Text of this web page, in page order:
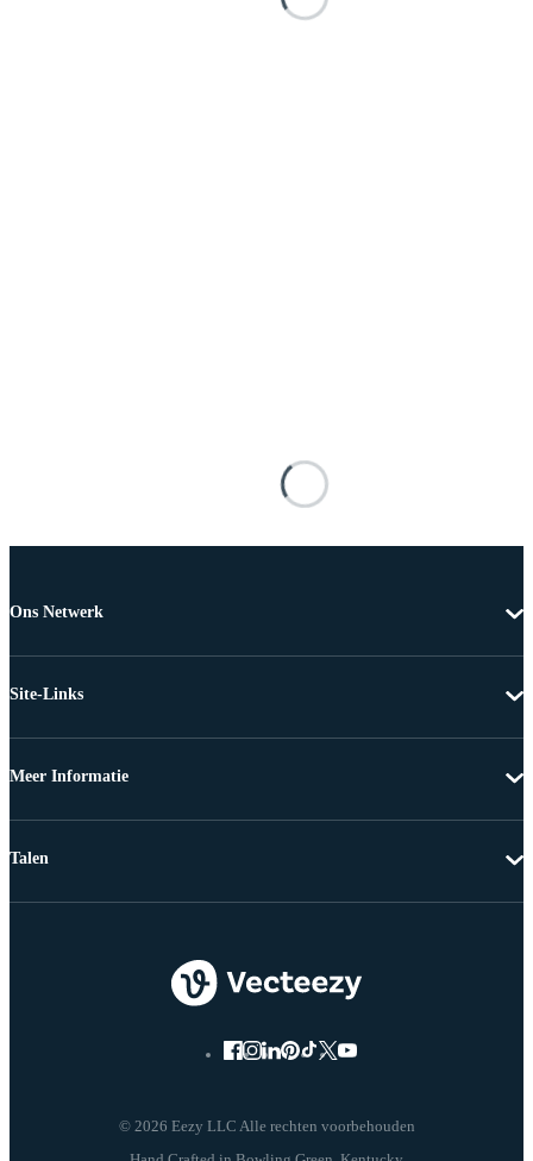
Ons Netwerk
Site-Links
Meer Informatie
© 2026 Eezy LLC Alle rechten voorbehouden
Talen